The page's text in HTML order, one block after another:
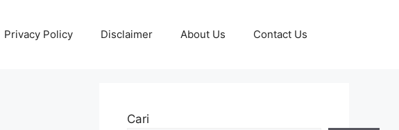
Privacy Policy Disclaimer About Us Contact Us
Cari